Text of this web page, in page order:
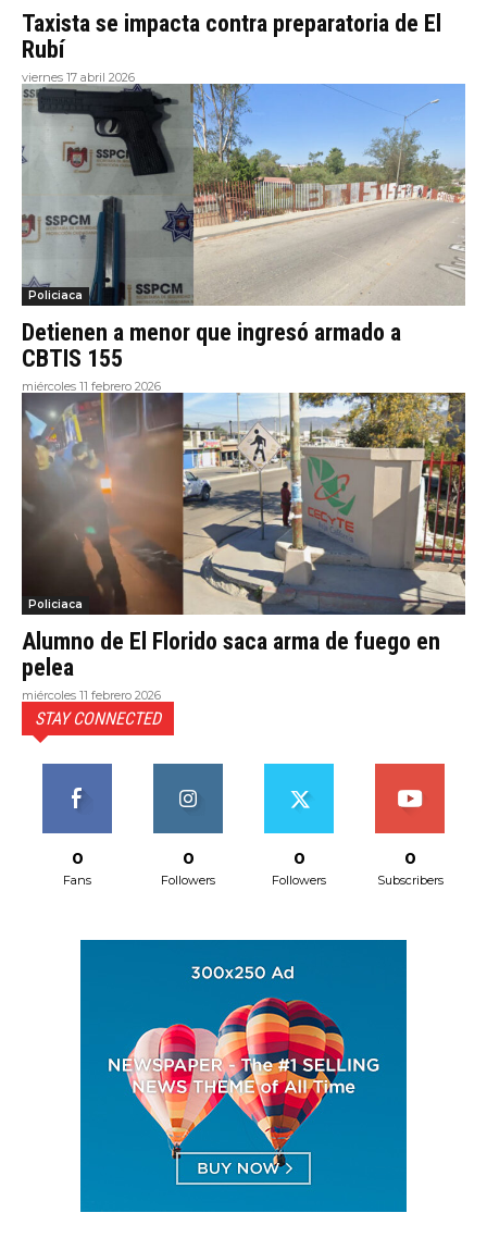
Taxista se impacta contra preparatoria de El
Rubí
viernes 17 abril 2026
Policiaca
Detienen a menor que ingresó armado a
CBTIS 155
miércoles 11 febrero 2026
Policiaca
Alumno de El Florido saca arma de fuego en
pelea
miércoles 11 febrero 2026
STAY CONNECTED
0
Fans
0
Followers
0
Followers
0
Subscribers